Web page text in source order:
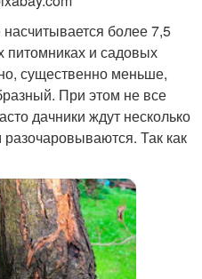
более 7,5
питомниках и садовых
существенно меньше,
При этом не все
дачники ждут несколько
Так как